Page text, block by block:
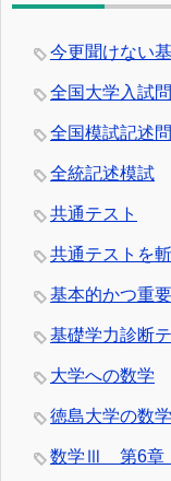
今更聞けない
全国大学入試
全国模試記述
全統記述模試
共通テスト
共通テストを
基本的かつ重
基礎学力診断
大学への数学
徳島大学の数学
数学Ⅲ 第6章